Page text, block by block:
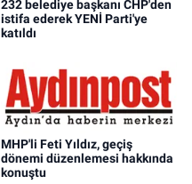
232 belediye başkanı CHP'den
istifa ederek YENİ Parti'ye
katıldı
MHP'li Feti Yıldız, geçiş
dönemi düzenlemesi hakkında
konuştu